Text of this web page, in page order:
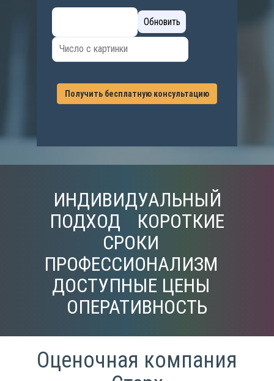
Обновить
Получить бесплатную консультацию
ИНДИВИДУАЛЬНЫЙ
ПОДХОД
КОРОТКИЕ
СРОКИ
ПРОФЕССИОНАЛИЗМ
ДОСТУПНЫЕ ЦЕНЫ
ОПЕРАТИВНОСТЬ
Оценочная компания